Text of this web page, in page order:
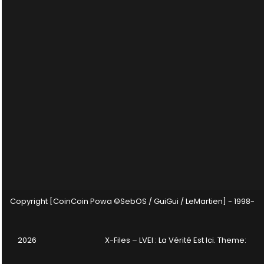
Copyright [CoinCoin Powa ©SebOS / GuiGui / LeMartien] - 1998-
2026 X-Files – LVEI : La Vérité Est Ici. Theme: